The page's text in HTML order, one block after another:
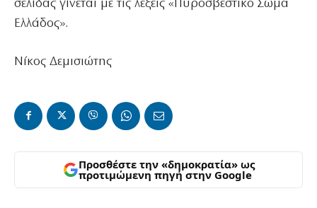
σελίδας γίνεται με τις λέξεις «Πυροσβεστικό Σώμα
Ελλάδος».
Νίκος Δεμισιώτης
Προσθέστε την «δημοκρατία» ως
προτιμώμενη πηγή στην Google